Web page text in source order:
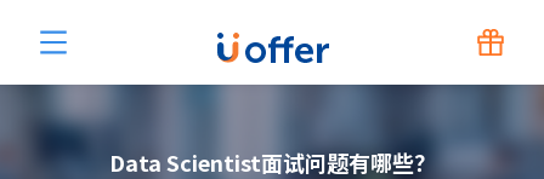
Data Scientist面试问题有哪些？